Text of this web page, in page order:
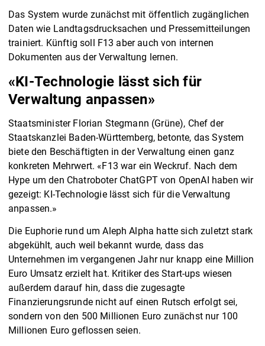
Das System wurde zunächst mit öffentlich zugänglichen
Daten wie Landtagsdrucksachen und Pressemitteilungen
trainiert. Künftig soll F13 aber auch von internen
Dokumenten aus der Verwaltung lernen.
«KI-Technologie lässt sich für
Verwaltung anpassen»
Staatsminister Florian Stegmann (Grüne), Chef der
Staatskanzlei Baden-Württemberg, betonte, das System
biete den Beschäftigten in der Verwaltung einen ganz
konkreten Mehrwert. «F13 war ein Weckruf. Nach dem
Hype um den Chatroboter ChatGPT von OpenAI haben wir
gezeigt: KI-Technologie lässt sich für die Verwaltung
anpassen.»
Die Euphorie rund um Aleph Alpha hatte sich zuletzt stark
abgekühlt, auch weil bekannt wurde, dass das
Unternehmen im vergangenen Jahr nur knapp eine Million
Euro Umsatz erzielt hat. Kritiker des Start-ups wiesen
außerdem darauf hin, dass die zugesagte
Finanzierungsrunde nicht auf einen Rutsch erfolgt sei,
sondern von den 500 Millionen Euro zunächst nur 100
Millionen Euro geflossen seien.